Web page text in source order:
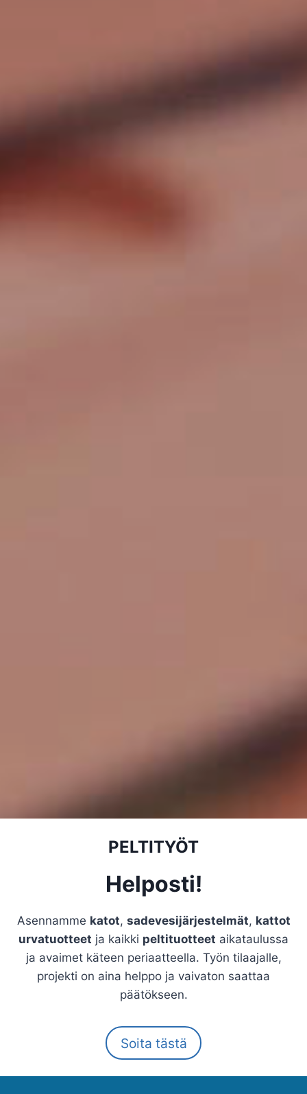
PELTITYÖT
Helposti!
Asennamme katot, sadevesijärjestelmät, kattot
urvatuotteet ja kaikki peltituotteet aikataulussa
ja avaimet käteen periaatteella. Työn tilaajalle,
projekti on aina helppo ja vaivaton saattaa
päätökseen.
Soita tästä